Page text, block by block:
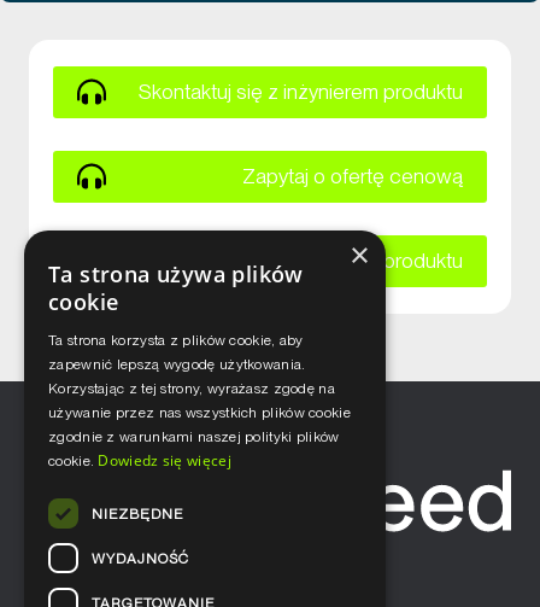
Skontaktuj się z inżynierem produktu
Zapytaj o ofertę cenową
Zapytaj o kartę katalogową produktu
×
Ta strona używa plików
cookie
Ta strona korzysta z plików cookie, aby
zapewnić lepszą wygodę użytkowania.
Korzystając z tej strony, wyrażasz zgodę na
używanie przez nas wszystkich plików cookie
zgodnie z warunkami naszej polityki plików
cookie. Dowiedz się więcej
NIEZBĘDNE
WYDAJNOŚĆ
TARGETOWANIE